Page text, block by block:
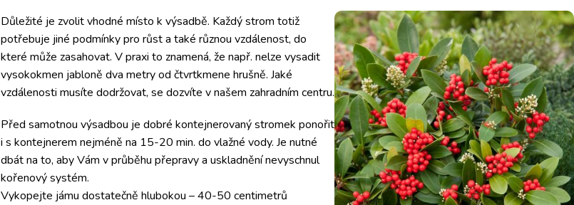
Důležité je zvolit vhodné místo k výsadbě. Každý strom totiž
potřebuje jiné podmínky pro růst a také různou vzdálenost, do
které může zasahovat. V praxi to znamená, že např. nelze vysadit
vysokokmen jabloně dva metry od čtvrtkmene hrušně. Jaké
vzdálenosti musíte dodržovat, se dozvíte v našem zahradním centru.
Před samotnou výsadbou je dobré kontejnerovaný stromek ponořit
i s kontejnerem nejméně na 15-20 min. do vlažné vody. Je nutné
dbát na to, aby Vám v průběhu přepravy a uskladnění nevyschnul
kořenový systém.
Vykopejte jámu dostatečně hlubokou – 40-50 centimetrů